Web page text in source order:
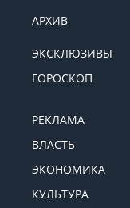
АРХИВ
ЭКСКЛЮЗИВЫ
ГОРОСКОП
РЕКЛАМА
ВЛАСТЬ
ЭКОНОМИКА
КУЛЬТУРА